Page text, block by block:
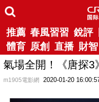
推薦 春風習習 銳評
體育 原創 直播 財智
氣場全開！《唐探3
m1905電影網 2020-01-20